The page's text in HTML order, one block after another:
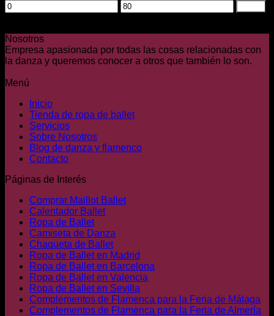
pueden
elegir
la
página
de
producto
Precio
mínimo
Precio
máximo
Nosotros
Empresa apasionada por todas las cosas relacionadas con
la danza y queremos conocer a otros que también lo son.
Menú
Inicio
Tienda de ropa de ballet
Servicios
Sobre Nosotros
Blog de danza y flamenco
Contacto
Páginas de Interés
Comprar Maillot Ballet
Calentador Ballet
Ropa de Ballet
Camiseta de Danza
Chaqueta de Ballet
Ropa de Ballet en Madrid
Ropa de Ballet en Barcelona
Ropa de Ballet en Valencia
Ropa de Ballet en Sevilla
Complementos de Flamenca para la Feria de Málaga
Complementos de Flamenca para la Feria de Almería